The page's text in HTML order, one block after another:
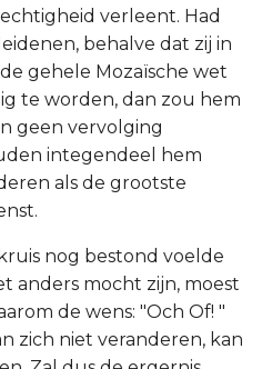
verleent. Had
behalve dat zij in
gehele Mozaïsche wet
te worden, dan zou hem
geen vervolging
integendeel hem
als de grootste
nog bestond voelde
anders mocht zijn, moest
de wens: "Och Of! "
zich niet veranderen, kan